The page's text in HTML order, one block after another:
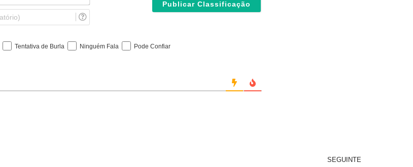
m
l
Tentativa de Burla Ninguém Fala Pode Confiar
SEGUINTE